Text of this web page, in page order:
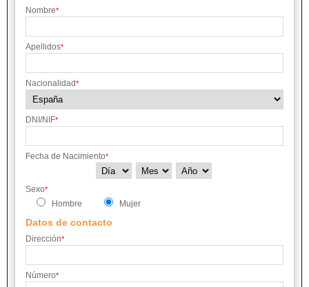
Nombre*
Apellidos*
Nacionalidad*
DNI/NIF*
Fecha de Nacimiento*
Sexo*
Hombre Mujer
Datos de contacto
Dirección*
Número*